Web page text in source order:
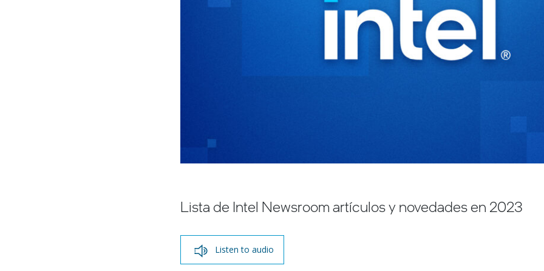
Lista de Intel Newsroom artículos y novedades en 2023
Listen to audio